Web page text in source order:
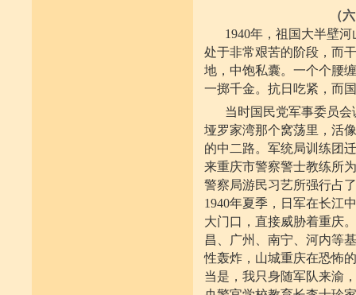
（
1940年，祖国大半壁
处于非常艰苦的阶段，而
地，中饱私囊。一个个腰
一掷千金。抗日吃紧，而
当时国民党军事委员
垭罗家湾那个窝荡里，活
的中二路。军统局训练团
来重庆市警察警士教练所
警察局游民习艺所强行占
1940年夏季，日军在长江
大门口，直接威胁着重庆
昌、广州、南宁、河内等
性轰炸，山城重庆在恐怖
当是，我只身随军队来渝